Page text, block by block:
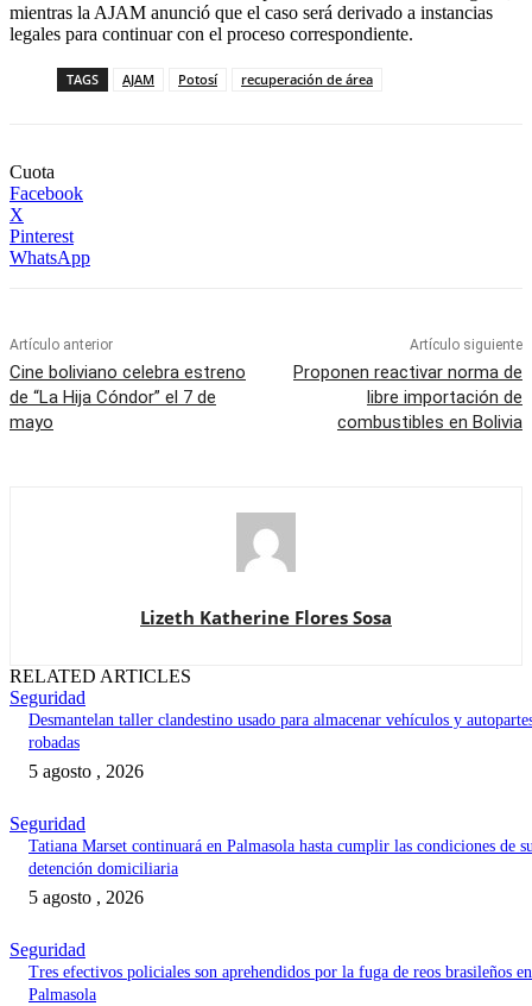
mientras la AJAM anunció que el caso será derivado a instancias
legales para continuar con el proceso correspondiente.
TAGS AJAM Potosí recuperación de área
Cuota
Facebook
X
Pinterest
WhatsApp
Artículo anterior
Cine boliviano celebra estreno
de “La Hija Cóndor” el 7 de
mayo
Artículo siguiente
Proponen reactivar norma de
libre importación de
combustibles en Bolivia
Lizeth Katherine Flores Sosa
RELATED ARTICLES
Seguridad
Desmantelan taller clandestino usado para almacenar vehículos y
robadas
5 agosto , 2026
Seguridad
Tatiana Marset continuará en Palmasola hasta cumplir las condiciones de
detención domiciliaria
5 agosto , 2026
Seguridad
Tres efectivos policiales son aprehendidos por la fuga de reos brasileños en
Palmasola